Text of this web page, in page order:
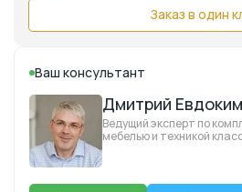
Заказ в один
Ваш консультант
Дмитрий
Ведущий эксперт по
мебелью и техникой